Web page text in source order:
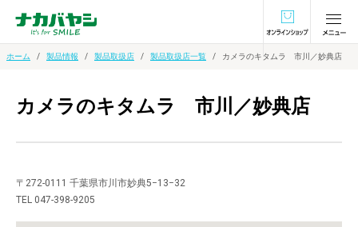
オンラインショ
ホーム 製品情報 製品取扱店 製品取扱店一覧 カメラのキタムラ 市川／妙典店
カメラのキタムラ 市川／妙典店
〒272-0111 千葉県市川市妙典5−13−32
TEL 047-398-9205